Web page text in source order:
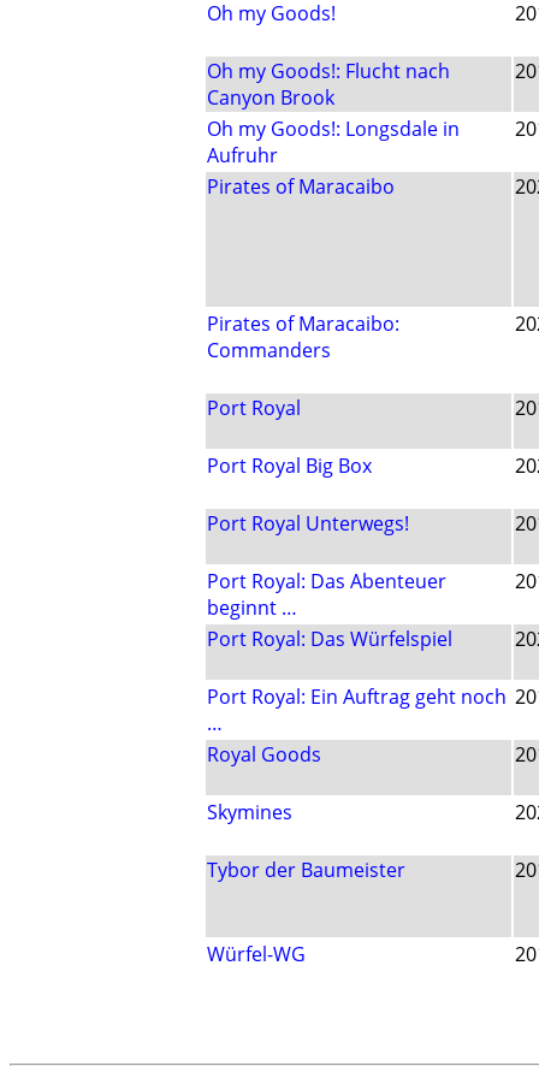
Oh my Goods!
Oh my Goods!: Flucht nach
Canyon Brook
Oh my Goods!: Longsdale in
Aufruhr
Pirates of Maracaibo
Pirates of Maracaibo:
Commanders
Port Royal
Port Royal Big Box
Port Royal Unterwegs!
Port Royal: Das Abenteuer
beginnt …
Port Royal: Das Würfelspiel
Port Royal: Ein Auftrag geht noch
…
Royal Goods
Skymines
Tybor der Baumeister
Würfel-WG